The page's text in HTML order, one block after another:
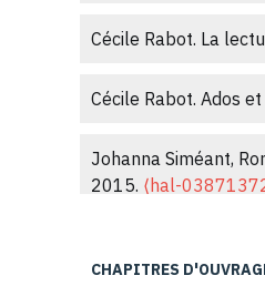
2017, 9 (1).⟨hal-
Cécile Rabot. Le
Cécile Rabot. Le
Cécile Rabot. La
Cécile Rabot. Ados
Johanna Siméant,
2015. ⟨hal-
CHAPITRES